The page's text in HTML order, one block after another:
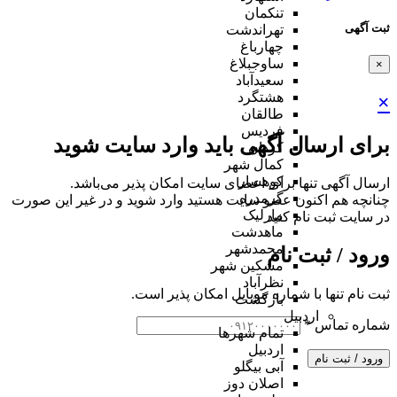
ثبت آگهی
×
×
برای ارسال آگهی باید وارد سایت شوید
ارسال آگهی تنها برای اعضای سایت امکان پذیر می‌باشد.
چنانچه هم‌ اکنون عضو سایت هستید وارد شوید و در غیر این صورت
در سایت ثبت نام کنید
ورود / ثبت نام
ثبت نام تنها با شماره موبایل امکان پذیر است.
شماره تماس*
ورود / ثبت نام
تنکمان
تهراندشت
چهارباغ
ساوجبلاغ
سعیدآباد
هشتگرد
طالقان
فردیس
کردان
کمال شهر
کوهسار
گرمدره
مارلیک
ماهدشت
محمدشهر
مشکین شهر
نظرآباد
بازگشت
اردبیل
تمام شهر‌ها
اردبیل
آبی بیگلو
اصلان دوز